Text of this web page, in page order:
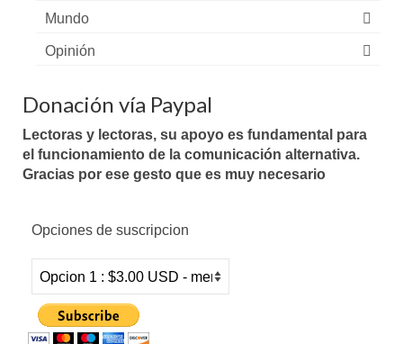
Mundo
Opinión
Donación vía Paypal
Lectoras y lectoras, su apoyo es fundamental para
el funcionamiento de la comunicación alternativa.
Gracias por ese gesto que es muy necesario
Opciones de suscripcion